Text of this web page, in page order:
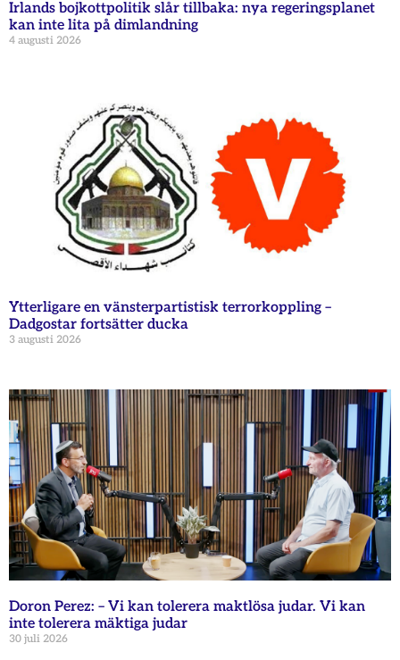
Irlands bojkottpolitik slår tillbaka: nya regeringsplanet
kan inte lita på dimlandning
4 augusti 2026
Ytterligare en vänsterpartistisk terrorkoppling –
Dadgostar fortsätter ducka
3 augusti 2026
Doron Perez: – Vi kan tolerera maktlösa judar. Vi kan
inte tolerera mäktiga judar
30 juli 2026